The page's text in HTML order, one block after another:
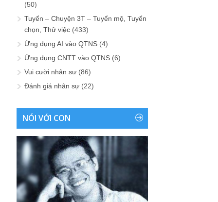
(50)
Tuyển – Chuyện 3T – Tuyển mộ, Tuyển
chọn, Thử việc (433)
Ứng dụng AI vào QTNS (4)
Ứng dụng CNTT vào QTNS (6)
Vui cười nhân sự (86)
Đánh giá nhân sự (22)
NÓI VỚI CON